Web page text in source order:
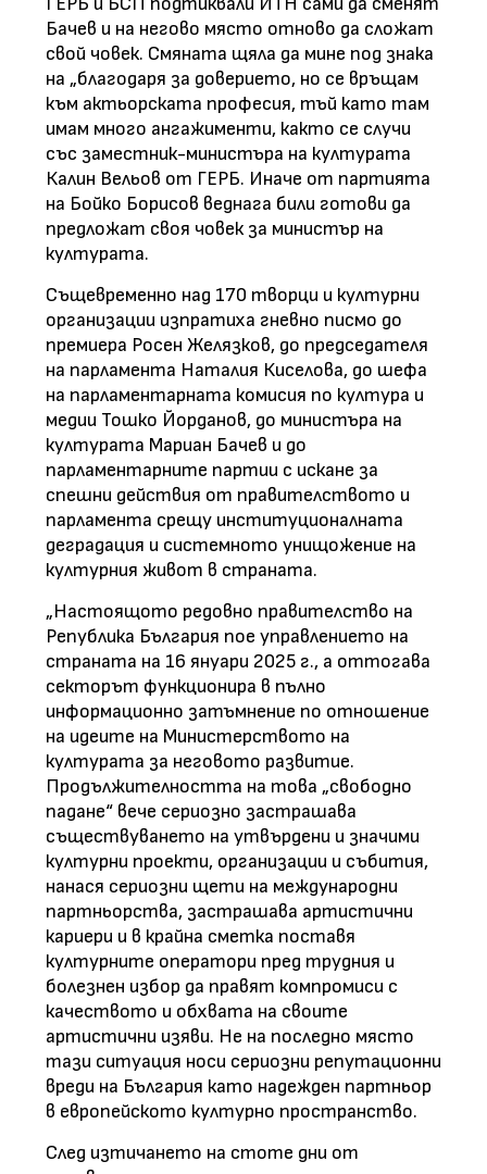
Бачев и на негово място отново да сложат
свой човек. Смяната щяла да мине под знака
на „благодаря за доверието, но се връщам
към актьорската професия, тъй като там
имам много ангажименти, както се случи
със заместник-министъра на културата
Калин Вельов от ГЕРБ. Иначе от партията
на Бойко Борисов веднага били готови да
предложат своя човек за министър на
културата.
Същевременно над 170 творци и културни
организации изпратиха гневно писмо до
премиера Росен Желязков, до председателя
на парламента Наталия Киселова, до шефа
на парламентарната комисия по култура и
медии Тошко Йорданов, до министъра на
културата Мариан Бачев и до
парламентарните партии с искане за
спешни действия от правителството и
парламента срещу институционалната
деградация и системното унищожение на
културния живот в страната.
„Настоящото редовно правителство на
Република България пое управлението на
страната на 16 януари 2025 г., а оттогава
секторът функционира в пълно
информационно затъмнение по отношение
на идеите на Министерството на
културата за неговото развитие.
Продължителността на това „свободно
падане“ вече сериозно застрашава
съществуването на утвърдени и значими
културни проекти, организации и събития,
нанася сериозни щети на международни
партньорства, застрашава артистични
кариери и в крайна сметка поставя
културните оператори пред трудния и
болезнен избор да правят компромиси с
качеството и обхвата на своите
артистични изяви. Не на последно място
тази ситуация носи сериозни репутационни
вреди на България като надежден партньор
в европейското културно пространство.
След изтичането на стоте дни от